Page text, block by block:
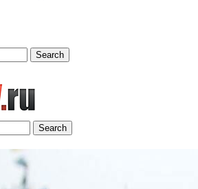
Search
Search